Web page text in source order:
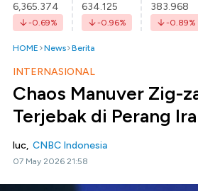
6,365.374
-0.69%
634.125
-0.96%
383.968
-0.89%
HOME News Berita
INTERNASIONAL
Chaos Manuver Zig-
Terjebak di Perang
luc, CNBC Indonesia
07 May 2026 21:58